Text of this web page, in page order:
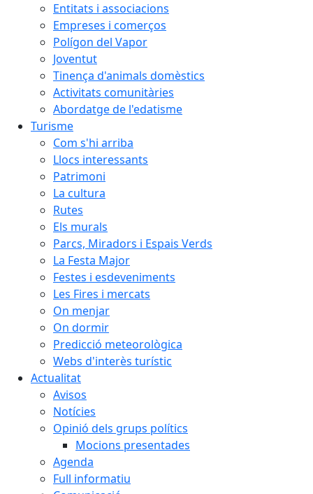
Entitats i associacions
Empreses i comerços
Polígon del Vapor
Joventut
Tinença d'animals domèstics
Activitats comunitàries
Abordatge de l'edatisme
Turisme
Com s'hi arriba
Llocs interessants
Patrimoni
La cultura
Rutes
Els murals
Parcs, Miradors i Espais Verds
La Festa Major
Festes i esdeveniments
Les Fires i mercats
On menjar
On dormir
Predicció meteorològica
Webs d'interès turístic
Actualitat
Avisos
Notícies
Opinió dels grups polítics
Mocions presentades
Agenda
Full informatiu